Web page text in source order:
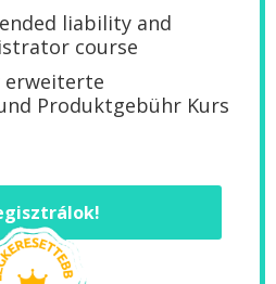
liability and
course
erweiterte
Produktgebühr Kurs